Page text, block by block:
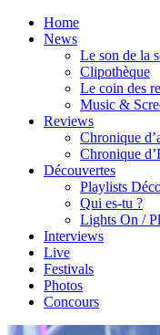
Home
News
Le son de la
Clipothèque
Le coin des
Music &
Reviews
Chronique
Chronique
Découvertes
Playlists
Qui es-tu ?
Lights On /
Interviews
Live
Festivals
Photos
Concours